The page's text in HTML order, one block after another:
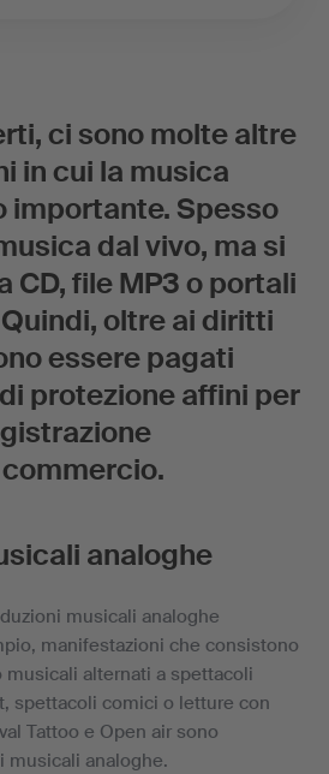
ci sono molte altre
in cui la musica
importante. Spesso
dal vivo, ma si
CD, file MP3 o portali
oltre ai diritti
essere pagati
protezione affini per
analoghe
musicali analoghe
manifestazioni che consistono
musicali alternati a spettacoli
spettacoli comici o letture con
Tattoo e Open air sono
musicali analoghe.